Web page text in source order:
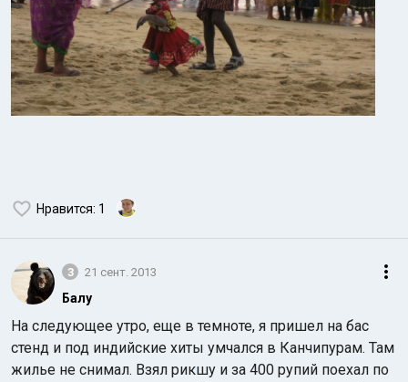
Нравится: 1
3 21 сент. 2013
Балу
На следующее утро, еще в темноте, я пришел на бас
стенд и под индийские хиты умчался в Канчипурам. Там
жилье не снимал. Взял рикшу и за 400 рупий поехал по